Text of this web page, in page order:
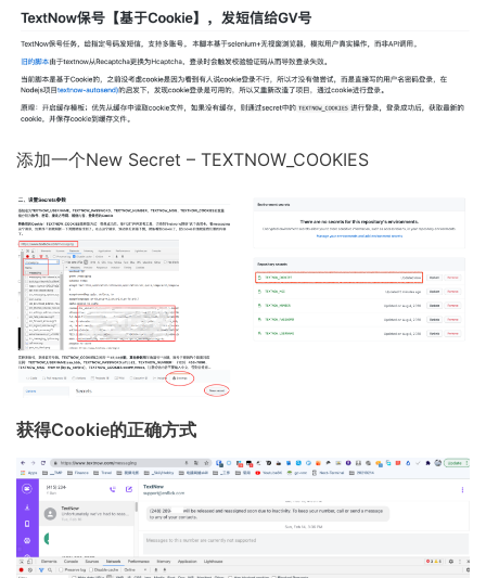
添加一个New Secret – TEXTNOW_COOKIES
获得Cookie的正确方式